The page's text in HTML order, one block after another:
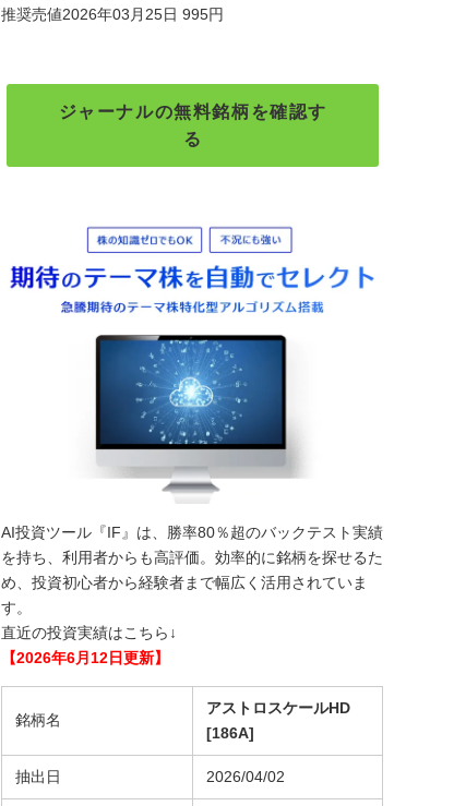
推奨売値2026年03月25日 995円
ジャーナルの無料銘柄を確認す
る
AI投資ツール『IF』は、勝率80％超のバックテスト実績
を持ち、利用者からも高評価。効率的に銘柄を探せるた
め、投資初心者から経験者まで幅広く活用されていま
す。
直近の投資実績はこちら↓
【2026年6月12日更新】
銘柄名
アストロスケールHD
[186A]
抽出日 2026/04/02